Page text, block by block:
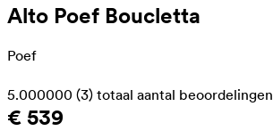
Alto Poef Boucletta
Poef
5.000000 (3) totaal aantal beoordelingen
€ 539